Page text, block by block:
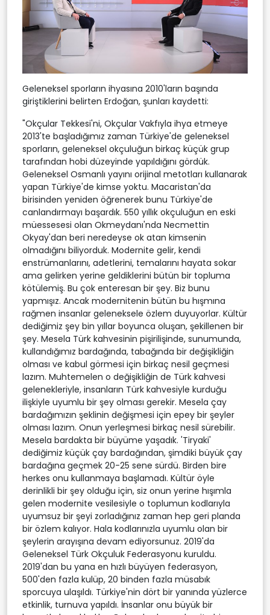
Geleneksel sporların ihyasına 2010'ların başında
giriştiklerini belirten Erdoğan, şunları kaydetti:
"Okçular Tekkesi'ni, Okçular Vakfıyla ihya etmeye
2013'te başladığımız zaman Türkiye'de geleneksel
sporların, geleneksel okçuluğun birkaç küçük grup
tarafından hobi düzeyinde yapıldığını gördük.
Geleneksel Osmanlı yayını orijinal metotları kullanarak
yapan Türkiye'de kimse yoktu. Macaristan'da
birisinden yeniden öğrenerek bunu Türkiye'de
canlandırmayı başardık. 550 yıllık okçuluğun en eski
müessesesi olan Okmeydanı'nda Necmettin
Okyay'dan beri neredeyse ok atan kimsenin
olmadığını biliyorduk. Modernite gelir, kendi
enstrümanlarını, adetlerini, temalarını hayata sokar
ama gelirken yerine geldiklerini bütün bir topluma
kötülemiş. Bu çok enteresan bir şey. Biz bunu
yapmışız. Ancak modernitenin bütün bu hışmına
rağmen insanlar geleneksele özlem duyuyorlar. Kültür
dediğimiz şey bin yıllar boyunca oluşan, şekillenen bir
şey. Mesela Türk kahvesinin pişirilişinde, sunumunda,
kullandığımız bardağında, tabağında bir değişikliğin
olması ve kabul görmesi için birkaç nesil geçmesi
lazım. Muhtemelen o değişikliğin de Türk kahvesi
gelenekleriyle, insanların Türk kahvesiyle kurduğu
ilişkiyle uyumlu bir şey olması gerekir. Mesela çay
bardağımızın şeklinin değişmesi için epey bir şeyler
olması lazım. Onun yerleşmesi birkaç nesil sürebilir.
Mesela bardakta bir büyüme yaşadık. 'Tiryaki'
dediğimiz küçük çay bardağından, şimdiki büyük çay
bardağına geçmek 20-25 sene sürdü. Birden bire
herkes onu kullanmaya başlamadı. Kültür öyle
derinlikli bir şey olduğu için, siz onun yerine hışımla
gelen modernite vesilesiyle o toplumun kodlarıyla
uyumsuz bir şeyi zorladığınız zaman hep geri planda
bir özlem kalıyor. Hala kodlarınızla uyumlu olan bir
şeylerin arayışına devam ediyorsunuz. 2019'da
Geleneksel Türk Okçuluk Federasyonu kuruldu.
2019'dan bu yana en hızlı büyüyen federasyon,
500'den fazla kulüp, 20 binden fazla müsabık
sporcuya ulaşıldı. Türkiye'nin dört bir yanında yüzlerce
etkinlik, turnuva yapıldı. İnsanlar onu büyük bir